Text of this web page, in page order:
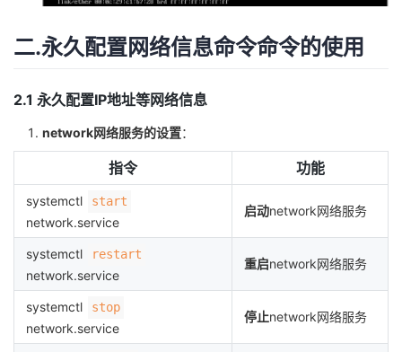
二.永久配置网络信息命令命令的使用
2.1 永久配置IP地址等网络信息
network网络服务的设置：
指令 功能
systemctl start
network.service
启动network网络服务
systemctl restart
network.service
重启network网络服务
systemctl stop
network.service
停止network网络服务